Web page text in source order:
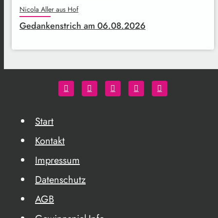
Nicola Aller aus Hof
Gedankenstrich am 06.08.2026
Start
Kontakt
Impressum
Datenschutz
AGB